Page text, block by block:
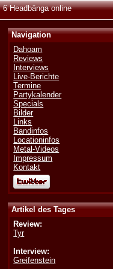
6 Headbänga online
Navigation
Dahoam
Reviews
Interviews
Live-Berichte
Termine
Partykalender
Specials
Bilder
Links
Bandinfos
Locationinfos
Metal-Videos
Impressum
Kontakt
Artikel des Tages
Review:
Tyr
Interview:
Greifenstein